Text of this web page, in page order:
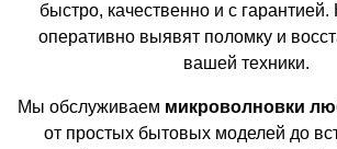
быстро, качественно и с
оперативно выявят поломку и
вашей техники.
Мы обслуживаем микроволновки
от простых бытовых моделей до